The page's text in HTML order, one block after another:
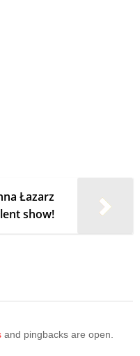
Łazarz
show!
and pingbacks are open.